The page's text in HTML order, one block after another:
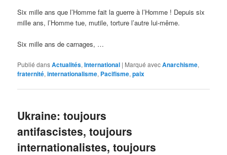
Six mille ans que l’Homme fait la guerre à l’Homme ! Depuis six
mille ans, l’Homme tue, mutile, torture l’autre lui-même.
Six mille ans de carnages, …
Publié dansActualités,International | Marqué avecAnarchisme,
fraternité,internationalisme, Pacifisme,paix
Ukraine: toujours
antifascistes, toujours
internationalistes, toujours